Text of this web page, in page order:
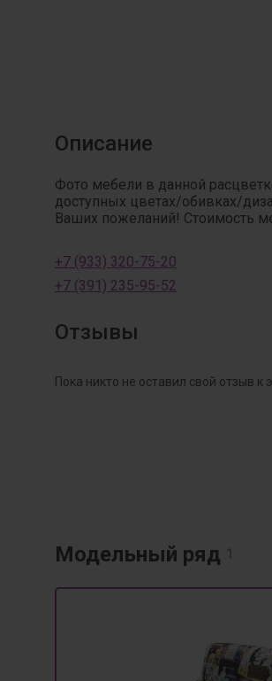
Описание
Фото мебели в данной
доступных цветах/обивках/
Ваших пожеланий! Стоимость
+7 (933) 320-75-20
+7 (391) 235-95-52
Отзывы
Пока никто не оставил свой отзыв
Модельный ряд